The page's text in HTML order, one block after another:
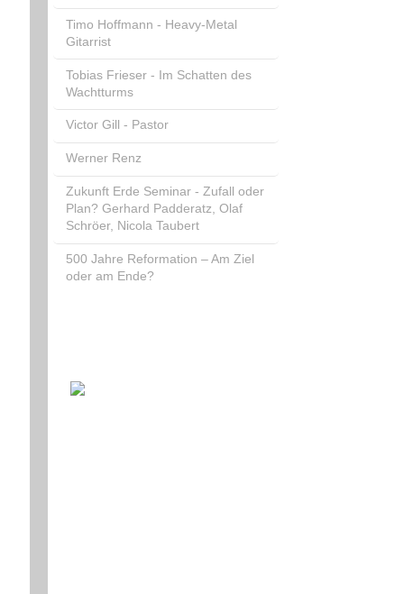
Timo Hoffmann - Heavy-Metal
Gitarrist
Tobias Frieser - Im Schatten des
Wachtturms
Victor Gill - Pastor
Werner Renz
Zukunft Erde Seminar - Zufall oder
Plan? Gerhard Padderatz, Olaf
Schröer, Nicola Taubert
500 Jahre Reformation – Am Ziel
oder am Ende?